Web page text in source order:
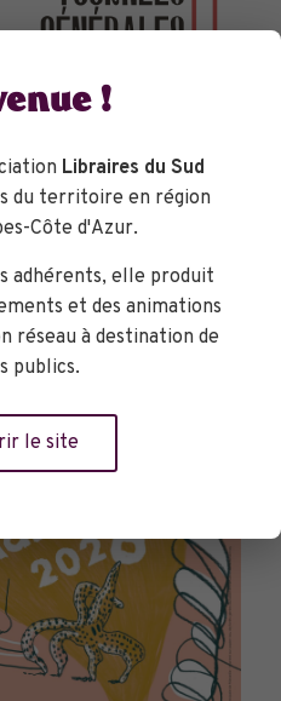
!
Libraires du Sud
du territoire en région
Côte d'Azur.
adhérents, elle produit
et des animations
réseau à destination de
publics.
le site